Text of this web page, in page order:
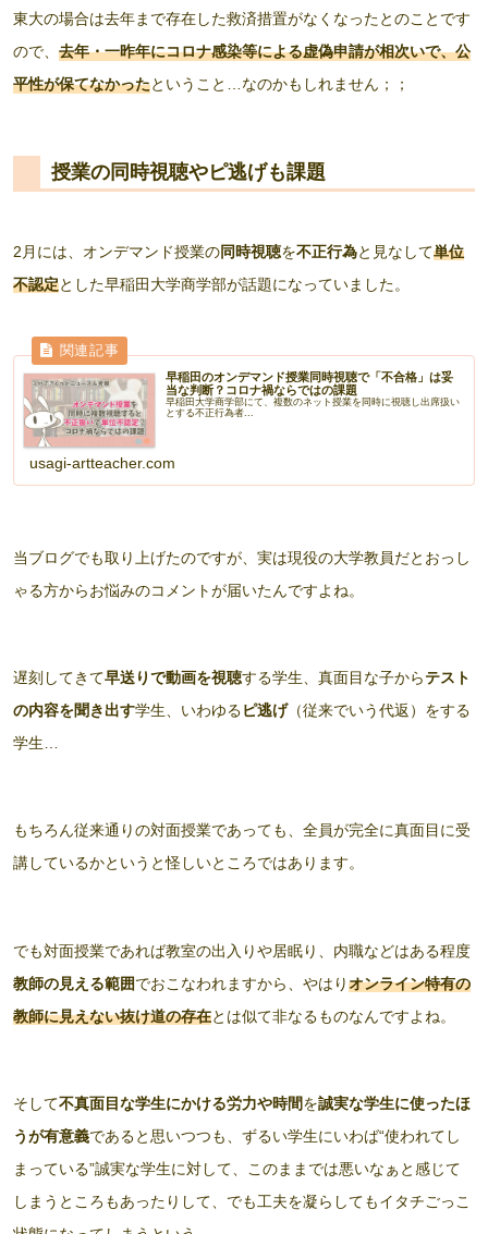
東大の場合は去年まで存在した救済措置がなくなったとのことです
ので、 去年・一昨年にコロナ感染等による虚偽申請が相次いで、公
平性が保てなかったということ…なのかもしれません；；
授業の同時視聴やピ逃げも課題
2月には、オンデマンド授業の同時視聴を不正行為と見なして単位
不認定とした早稲田大学商学部が話題になっていました。
早稲田のオンデマンド授業同時視聴で「不合格」は妥
当な判断？コロナ禍ならではの課題
早稲田大学商学部にて、複数のネット授業を同時に視聴し出席扱い
とする不正行為者...
usagi-artteacher.com
当ブログでも取り上げたのですが、実は現役の大学教員だとおっし
ゃる方からお悩みのコメントが届いたんですよね。
遅刻してきて早送りで動画を視聴する学生、真面目な子からテスト
の内容を聞き出す学生、いわゆるピ逃げ（従来でいう代返）をする
学生…
もちろん従来通りの対面授業であっても、全員が完全に真面目に受
講しているかというと怪しいところではあります。
でも対面授業であれば教室の出入りや居眠り、内職などはある程度
教師の見える範囲でおこなわれますから、やはりオンライン特有の
教師に見えない抜け道の存在とは似て非なるものなんですよね。
そして不真面目な学生にかける労力や時間を誠実な学生に使ったほ
うが有意義であると思いつつも、ずるい学生にいわば“使われてし
まっている”誠実な学生に対して、このままでは悪いなぁと感じて
しまうところもあったりして、でも工夫を凝らしてもイタチごっこ